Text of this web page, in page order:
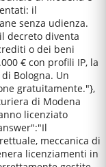
il
senza udienza.
decreto diventa
o dei beni
€ con profili IP, la
Bologna. Un
gratuitamente."},
di Modena
licenziato
meccanica di
licenziamenti in